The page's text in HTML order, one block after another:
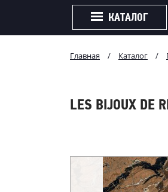
КАТАЛОГ
Главная / Каталог /
LES BIJOUX DE